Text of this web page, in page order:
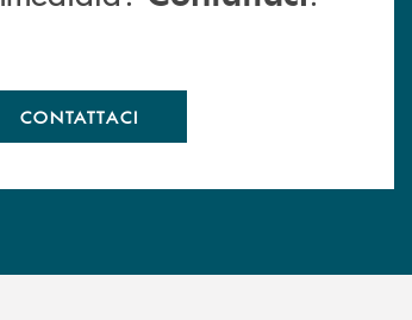
CONTATTACI